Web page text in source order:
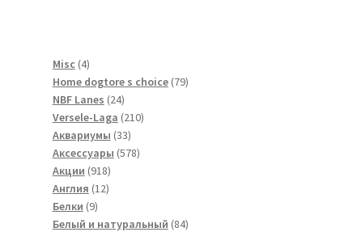
Misc 44
товара
Home dogtore s choice 7979
NBF Lanes 2424
товара
Versele-Laga 210210
Аквариумы 3333
товара
Аксессуары 578578
Акции 918918
товаров
Англия 1212
Белки 99
товаров
Белый и натуральный 8484